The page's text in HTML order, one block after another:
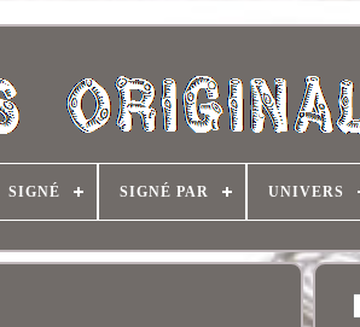
SIGNÉ SIGNÉ PAR UNIVERS